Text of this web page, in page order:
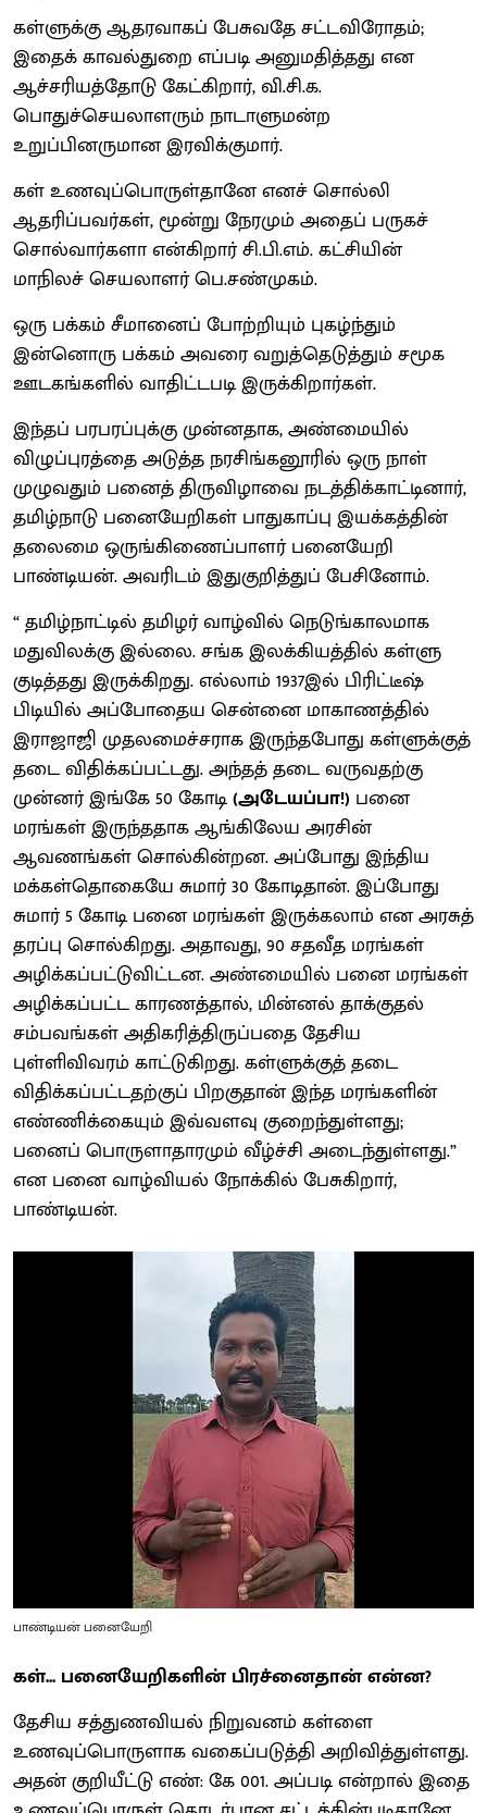
கள்ளுக்கு ஆதரவாகப் பேசுவதே சட்டவிரோதம்;
இதைக் காவல்துறை எப்படி அனுமதித்தது என
ஆச்சரியத்தோடு கேட்கிறார், வி.சி.க.
பொதுச்செயலாளரும் நாடாளுமன்ற
உறுப்பினருமான இரவிக்குமார்.
கள் உணவுப்பொருள்தானே எனச் சொல்லி
ஆதரிப்பவர்கள், மூன்று நேரமும் அதைப் பருகச்
சொல்வார்களா என்கிறார் சி.பி.எம். கட்சியின்
மாநிலச் செயலாளர் பெ.சண்முகம்.
ஒரு பக்கம் சீமானைப் போற்றியும் புகழ்ந்தும்
இன்னொரு பக்கம் அவரை வறுத்தெடுத்தும் சமூக
ஊடகங்களில் வாதிட்டபடி இருக்கிறார்கள்.
இந்தப் பரபரப்புக்கு முன்னதாக, அண்மையில்
விழுப்புரத்தை அடுத்த நரசிங்கனூரில் ஒரு நாள்
முழுவதும் பனைத் திருவிழாவை நடத்திக்காட்டினார்,
தமிழ்நாடு பனையேறிகள் பாதுகாப்பு இயக்கத்தின்
தலைமை ஒருங்கிணைப்பாளர் பனையேறி
பாண்டியன். அவரிடம் இதுகுறித்துப் பேசினோம்.
“ தமிழ்நாட்டில் தமிழர் வாழ்வில் நெடுங்காலமாக
மதுவிலக்கு இல்லை. சங்க இலக்கியத்தில் கள்ளு
குடித்தது இருக்கிறது. எல்லாம் 1937இல் பிரிட்டீஷ்
பிடியில் அப்போதைய சென்னை மாகாணத்தில்
இராஜாஜி முதலமைச்சராக இருந்தபோது கள்ளுக்குத்
தடை விதிக்கப்பட்டது. அந்தத் தடை வருவதற்கு
முன்னர் இங்கே 50 கோடி(அடேயப்பா!) பனை
மரங்கள் இருந்ததாக ஆங்கிலேய அரசின்
ஆவணங்கள் சொல்கின்றன. அப்போது இந்திய
மக்கள்தொகையே சுமார் 30 கோடிதான். இப்போது
சுமார் 5 கோடி பனை மரங்கள் இருக்கலாம் என அரசுத்
தரப்பு சொல்கிறது. அதாவது, 90 சதவீத மரங்கள்
அழிக்கப்பட்டுவிட்டன. அண்மையில் பனை மரங்கள்
அழிக்கப்பட்ட காரணத்தால், மின்னல் தாக்குதல்
சம்பவங்கள் அதிகரித்திருப்பதை தேசிய
புள்ளிவிவரம் காட்டுகிறது. கள்ளுக்குத் தடை
விதிக்கப்பட்டதற்குப் பிறகுதான் இந்த மரங்களின்
எண்ணிக்கையும் இவ்வளவு குறைந்துள்ளது;
பனைப் பொருளாதாரமும் வீழ்ச்சி அடைந்துள்ளது.”
என பனை வாழ்வியல் நோக்கில் பேசுகிறார்,
பாண்டியன்.
பாண்டியன் பனையேறி
கள்... பனையேறிகளின் பிரச்னைதான் என்ன?
தேசிய சத்துணவியல் நிறுவனம் கள்ளை
உணவுப்பொருளாக வகைப்படுத்தி அறிவித்துள்ளது.
அதன் குறியீட்டு எண்: கே 001. அப்படி என்றால் இதை